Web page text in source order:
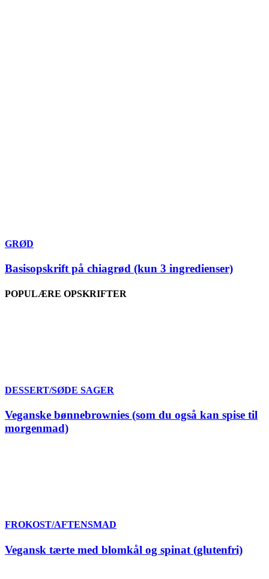
GRØD
Basisopskrift på chiagrød (kun 3 ingredienser)
POPULÆRE OPSKRIFTER
DESSERT/SØDE SAGER
Veganske bønnebrownies (som du også kan spise til
morgenmad)
FROKOST/AFTENSMAD
Vegansk tærte med blomkål og spinat (glutenfri)